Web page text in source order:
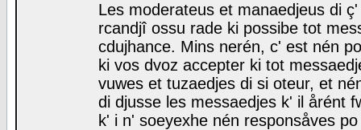
Les moderateus et manaedjeus di
rcandjî ossu rade ki possibe tot
cdujhance. Mins nerén, c' est nén
ki vos dvoz accepter ki tot
vuwes et tuzaedjes di si oteur, et
di djusse les messaedjes k' il årént
k' i n' soeyexhe nén responsåves